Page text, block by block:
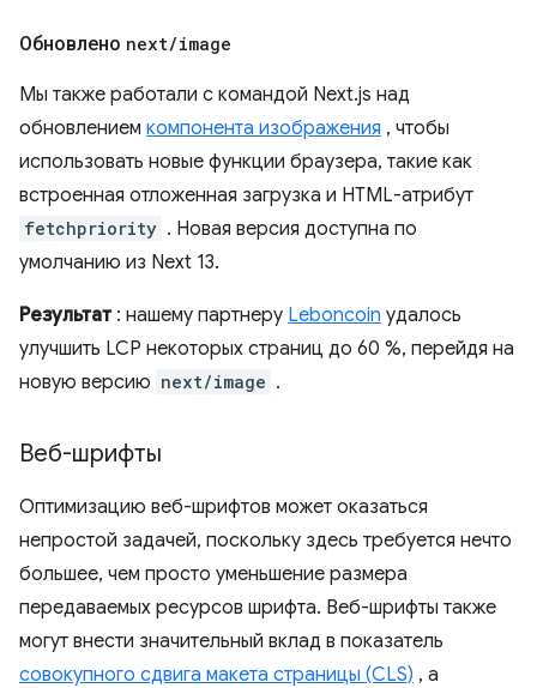
Обновлено next/image
Мы также работали с командой Next.js над
обновлением компонента изображения , чтобы
использовать новые функции браузера, такие как
встроенная отложенная загрузка и HTML-атрибут
fetchpriority . Новая версия доступна по
умолчанию из Next 13.
Результат: нашему партнеру Leboncoin удалось
улучшить LCP некоторых страниц до 60 %, перейдя на
новую версию next/image .
Веб-шрифты
Оптимизацию веб-шрифтов может оказаться
непростой задачей, поскольку здесь требуется нечто
большее, чем просто уменьшение размера
передаваемых ресурсов шрифта. Веб-шрифты также
могут внести значительный вклад в показатель
совокупного сдвига макета страницы (CLS) , а